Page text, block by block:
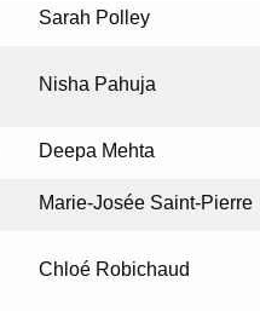
Sarah Polley
Nisha Pahuja
Deepa Mehta
Marie-Josée Saint-Pierre
Chloé Robichaud